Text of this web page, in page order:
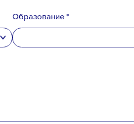
Образование *